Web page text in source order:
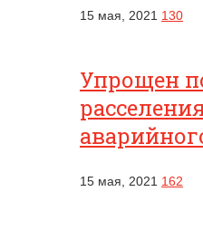
15 мая, 2021 130
Упрощен
15 мая, 2021 162